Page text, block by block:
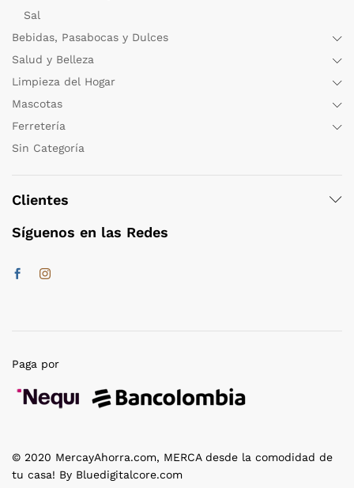
Sal
Bebidas, Pasabocas y Dulces
Salud y Belleza
Limpieza del Hogar
Mascotas
Ferretería
Sin Categoría
Clientes
Síguenos en las Redes
© 2020 MercayAhorra.com, MERCA desde la comodidad de
tu casa! By Bluedigitalcore.com
Paga por